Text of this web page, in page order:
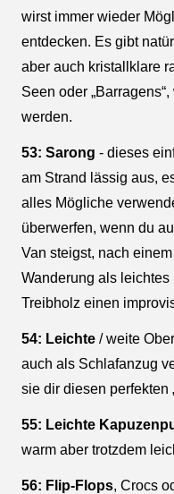
wirst immer wieder
entdecken. Es gibt
aber auch kristallklare
Seen oder
werden.
53: Sarong - dieses
am Strand lässig aus,
alles Mögliche
überwerfen, wenn du
Van steigst, nach
Wanderung als
Treibholz einen
54: Leichte / weite
auch als Schlafanzug
sie dir diesen perfekten
55: Leichte
warm aber trotzdem
56: Flip-Flops, Crocs